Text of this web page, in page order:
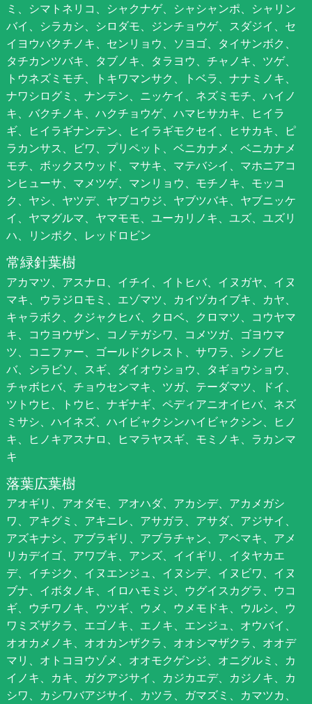
ミ、シマトネリコ、シャクナゲ、シャシャンポ、シャリン
バイ、シラカシ、シロダモ、ジンチョウゲ、スダジイ、セ
イヨウバクチノキ、センリョウ、ソヨゴ、タイサンボク、
タチカンツバキ、タブノキ、タラヨウ、チャノキ、ツゲ、
トウネズミモチ、トキワマンサク、トベラ、ナナミノキ、
ナワシログミ、ナンテン、ニッケイ、ネズミモチ、ハイノ
キ、バクチノキ、ハクチョウゲ、ハマヒサカキ、ヒイラ
ギ、ヒイラギナンテン、ヒイラギモクセイ、ヒサカキ、ピ
ラカンサス、ビワ、プリペット、ベニカナメ、ベニカナメ
モチ、ボックスウッド、マサキ、マテバシイ、マホニアコ
ンヒューサ、マメツゲ、マンリョウ、モチノキ、モッコ
ク、ヤシ、ヤツデ、ヤブコウジ、ヤブツバキ、ヤブニッケ
イ、ヤマグルマ、ヤマモモ、ユーカリノキ、ユズ、ユズリ
ハ、リンボク、レッドロビン
常緑針葉樹
アカマツ、アスナロ、イチイ、イトヒバ、イヌガヤ、イヌ
マキ、ウラジロモミ、エゾマツ、カイヅカイブキ、カヤ、
キャラボク、クジャクヒバ、クロベ、クロマツ、コウヤマ
キ、コウヨウザン、コノテガシワ、コメツガ、ゴヨウマ
ツ、コニファー、ゴールドクレスト、サワラ、シノブヒ
バ、シラビソ、スギ、ダイオウショウ、タギョウショウ、
チャボヒバ、チョウセンマキ、ツガ、テーダマツ、ドイ、
ツトウヒ、トウヒ、ナギナギ、ペディアニオイヒバ、ネズ
ミサシ、ハイネズ、ハイビャクシンハイビャクシン、ヒノ
キ、ヒノキアスナロ、ヒマラヤスギ、モミノキ、ラカンマ
キ
落葉広葉樹
アオギリ、アオダモ、アオハダ、アカシデ、アカメガシ
ワ、アキグミ、アキニレ、アサガラ、アサダ、アジサイ、
アズキナシ、アブラギリ、アブラチャン、アベマキ、アメ
リカデイゴ、アワブキ、アンズ、イイギリ、イタヤカエ
デ、イチジク、イヌエンジュ、イヌシデ、イヌビワ、イヌ
ブナ、イボタノキ、イロハモミジ、ウグイスカグラ、ウコ
ギ、ウチワノキ、ウツギ、ウメ、ウメモドキ、ウルシ、ウ
ワミズザクラ、エゴノキ、エノキ、エンジュ、オウバイ、
オオカメノキ、オオカンザクラ、オオシマザクラ、オオデ
マリ、オトコヨウゾメ、オオモクゲンジ、オニグルミ、カ
イノキ、カキ、ガクアジサイ、カジカエデ、カジノキ、カ
シワ、カシワバアジサイ、カツラ、ガマズミ、カマツカ、